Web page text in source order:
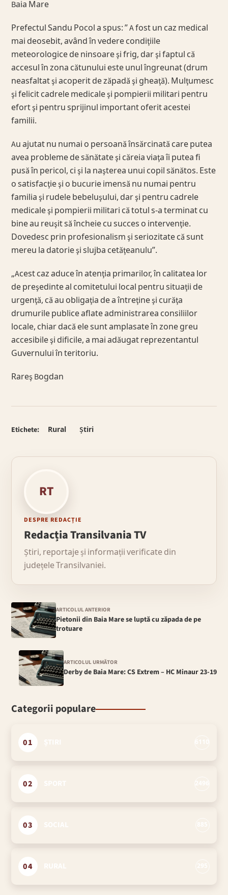
Baia Mare
Prefectul Sandu Pocol a spus: ” A fost un caz medical
mai deosebit, având în vedere condiţiile
meteorologice de ninsoare şi frig, dar şi faptul că
accesul în zona cătunului este unul îngreunat (drum
neasfaltat şi acoperit de zăpadă şi gheaţă). Mulţumesc
şi felicit cadrele medicale şi pompierii militari pentru
efort şi pentru sprijinul important oferit acestei
familii.
Au ajutat nu numai o persoană însărcinată care putea
avea probleme de sănătate şi căreia viaţa îi putea fi
pusă în pericol, ci şi la naşterea unui copil sănătos. Este
o satisfacţie şi o bucurie imensă nu numai pentru
familia şi rudele bebeluşului, dar şi pentru cadrele
medicale şi pompierii militari că totul s-a terminat cu
bine au reuşit să încheie cu succes o intervenţie.
Dovedesc prin profesionalism şi seriozitate că sunt
mereu la datorie şi slujba cetăţeanulu”.
„Acest caz aduce în atenţia primarilor, în calitatea lor
de preşedinte al comitetului local pentru situaţii de
urgenţă, că au obligaţia de a întreţine şi curăţa
drumurile publice aflate administrarea consiliilor
locale, chiar dacă ele sunt amplasate în zone greu
accesibile şi dificile, a mai adăugat reprezentantul
Guvernului în teritoriu.
Rareş Bogdan
Etichete: Rural Știri
RT
DESPRE REDACȚIE
Redacția Transilvania TV
Știri, reportaje și informații verificate din
județele Transilvaniei.
ARTICOLUL ANTERIOR
Pietonii din Baia Mare se luptă cu zăpada de pe
trotuare
ARTICOLUL URMĂTOR
Derby de Baia Mare: CS Extrem – HC Minaur 23-19
Categorii populare
01
02
03
04